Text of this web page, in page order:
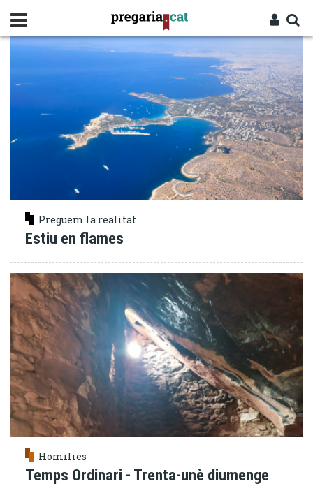
contingut
ESTIMAR
Preguem la realitat
Estiu en flames
Homilies
Temps Ordinari - Trenta-unè diumenge